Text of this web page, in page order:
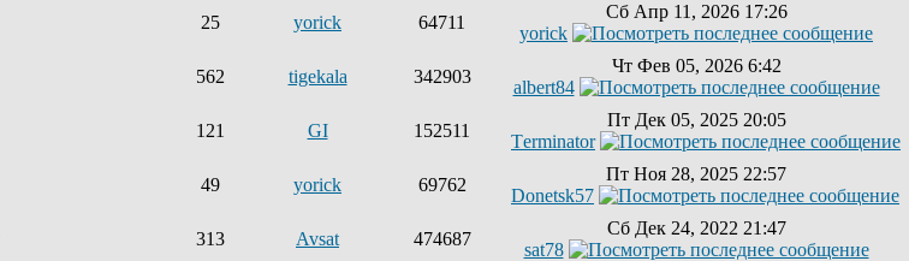
25 yorick 64711
Сб Апр 11, 2026 17:26
yorick
562 tigekala 342903
Чт Фев 05, 2026 6:42
albert84
121 GI 152511
Пт Дек 05, 2025 20:05
Tеrminatоr
49 yorick 69762
Пт Ноя 28, 2025 22:57
Donetsk57
313 Avsat 474687
Сб Дек 24, 2022 21:47
sat78